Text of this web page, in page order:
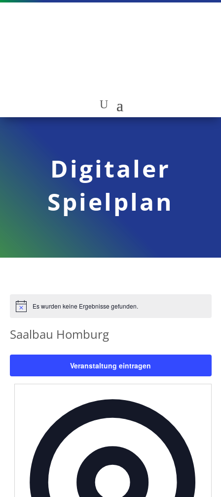
Digitaler
Spielplan
HinweisEs wurden keine Ergebnisse gefunden.
Saalbau Homburg
Veranstaltung eintragen